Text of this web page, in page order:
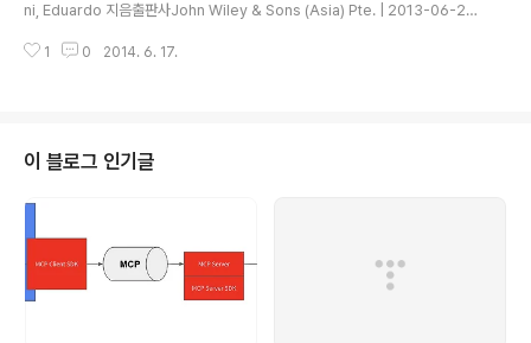
ni, Eduardo 지음출판사John Wiley & Sons (Asia) Pte. | 2013-06-25
ecurity 전반에 걸쳐, 인증, 암호화, 인가등 다양한 시나리오에 대해서 패턴 중
ent Patterns책소..
1 0 2014. 6. 17.
이 블로그 인기글